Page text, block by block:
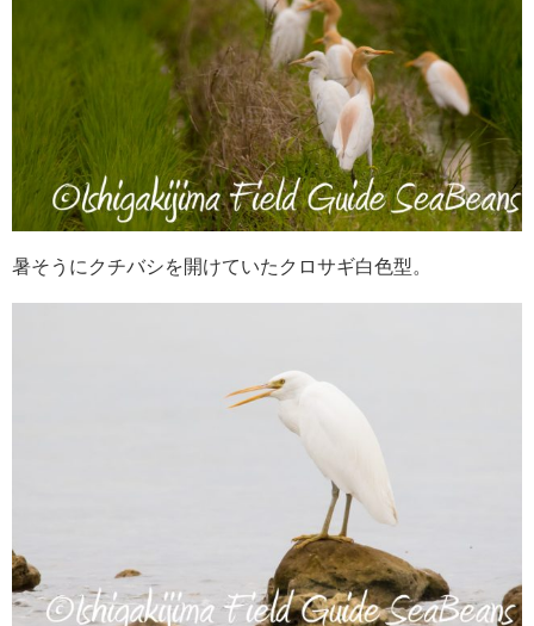
暑そうにクチバシを開けていたクロサギ白色型。